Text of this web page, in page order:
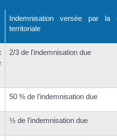
Indemnisation versée par la
territoriale
2/3 de l'indemnisation due
50 % de l'indemnisation due
⅓ de l'indemnisation due